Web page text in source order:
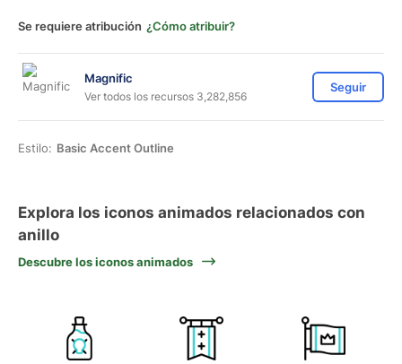
Se requiere atribución ¿Cómo atribuir?
Magnific
Ver todos los recursos 3,282,856
Seguir
Estilo: Basic Accent Outline
Explora los iconos animados relacionados con
anillo
Descubre los iconos animados